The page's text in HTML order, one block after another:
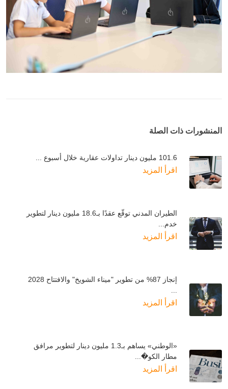
المنشورات ذات الصلة
101.6 مليون دينار تداولات عقارية خلال أسبوع ...
اقرأ المزيد
الطيران المدني توقّع عقدًا بـ18.6 مليون دينار لتطوير
خدم...
اقرأ المزيد
إنجاز 87% من تطوير "ميناء الشويخ" والافتتاح 2028
اقرأ المزيد
«الوطني» يساهم بـ1.3 مليون دينار لتطوير مرافق
مطار الكو�...
اقرأ المزيد